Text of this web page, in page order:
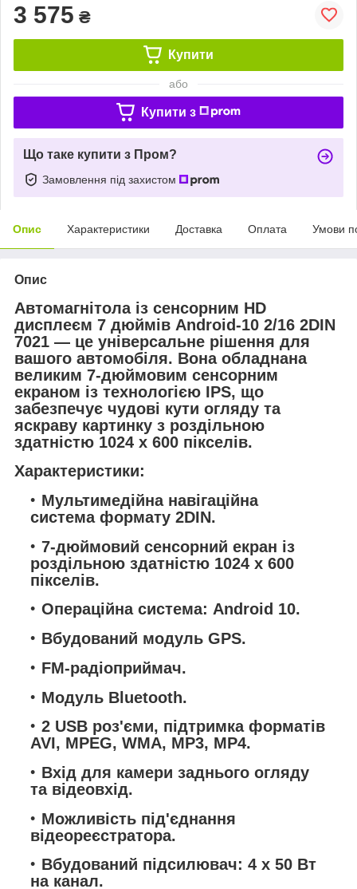
3 575 ₴
Купити
або
Купити з
Що таке купити з Пром?
Замовлення під захистом
Опис Характеристики Доставка Оплата Умови
Опис
Автомагнітола із сенсорним HD
дисплеєм 7 дюймів Android-10 2/16 2DIN
7021 — це універсальне рішення для
вашого автомобіля. Вона обладнана
великим 7-дюймовим сенсорним
екраном із технологією IPS, що
забезпечує чудові кути огляду та
яскраву картинку з роздільною
здатністю 1024 x 600 пікселів.
Характеристики:
Мультимедійна навігаційна
система формату 2DIN.
7-дюймовий сенсорний екран із
роздільною здатністю 1024 x 600
пікселів.
Операційна система: Android 10.
Вбудований модуль GPS.
FM-радіоприймач.
Модуль Bluetooth.
2 USB роз'єми, підтримка форматів
AVI, MPEG, WMA, MP3, MP4.
Вхід для камери заднього огляду
та відеовхід.
Можливість під'єднання
відеореєстратора.
Вбудований підсилювач: 4 x 50 Вт
на канал.